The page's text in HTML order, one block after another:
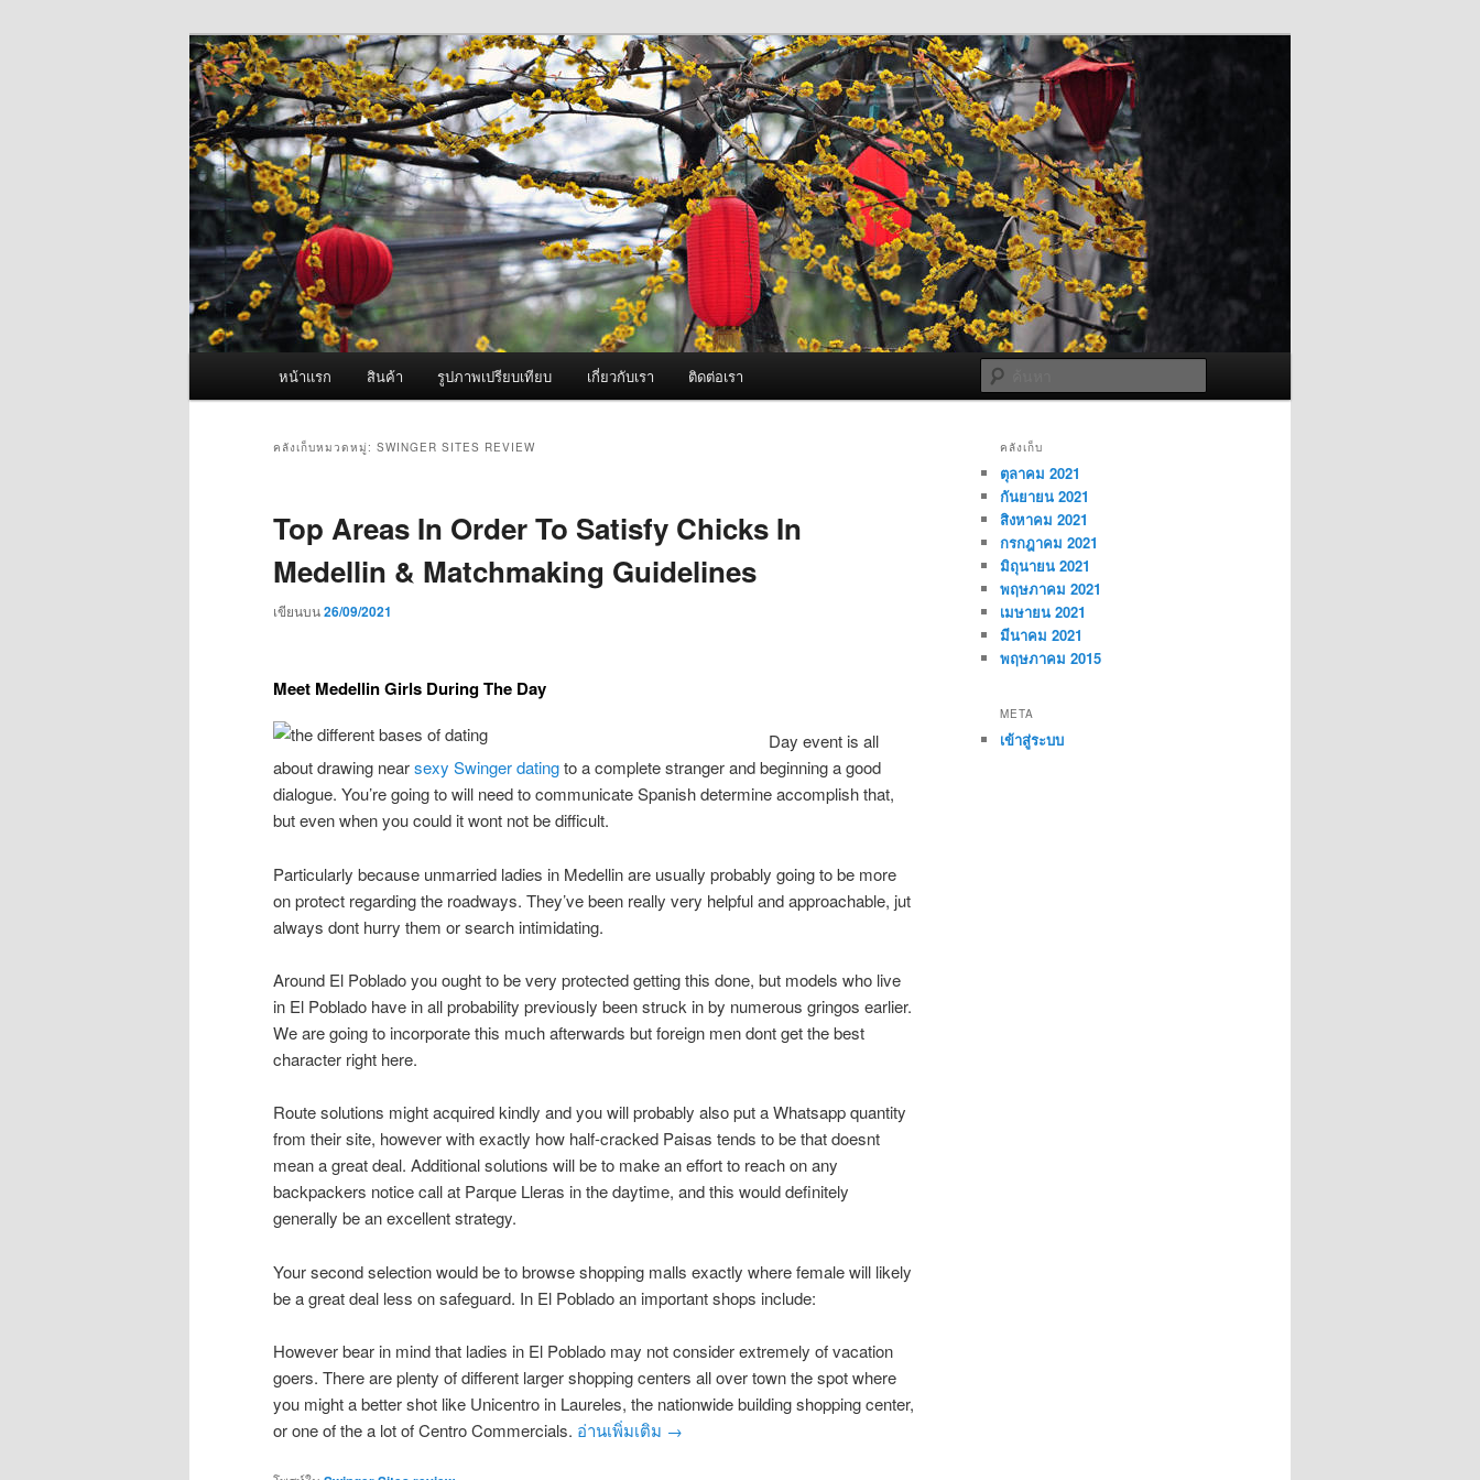
ผู้นำเข้าเครื่องพ่นหมอกควัน Best Fogger /
Fogger One และ อะไหล่
จำหน่ายเครื่องพ่นหมอกควัน คุณภาพดี บริการด้วยความจริงใจ
หน้าแรก สินค้า รูปภาพเปรียบเทียบ เกี่ยวกับเรา ติดต่อเรา
คลังเก็บหมวดหมู่: SWINGER SITES REVIEW
Top Areas In Order To Satisfy Chicks In
Medellin & Matchmaking Guidelines
เขียนบน26/09/2021
Meet Medellin Girls During The Day
Day event is all
about drawing nearsexy Swinger datingto a complete stranger and beginning a good
dialogue. You’re going to will need to communicate Spanish determine accomplish that,
but even when you could it wont not be difficult.
Particularly because unmarried ladies in Medellin are usually probably going to be more
on protect regarding the roadways. They’ve been really very helpful and approachable, jut
always dont hurry them or search intimidating.
Around El Poblado you ought to be very protected getting this done, but models who live
in El Poblado have in all probability previously been struck in by numerous gringos earlier.
We are going to incorporate this much afterwards but foreign men dont get the best
character right here.
Route solutions might acquired kindly and you will probably also put a Whatsapp quantity
from their site, however with exactly how half-cracked Paisas tends to be that doesnt
mean a great deal. Additional solutions will be to make an effort to reach on any
backpackers notice call at Parque Lleras in the daytime, and this would definitely
generally be an excellent strategy.
Your second selection would be to browse shopping malls exactly where female will likely
be a great deal less on safeguard. In El Poblado an important shops include:
However bear in mind that ladies in El Poblado may not consider extremely of vacation
goers. There are plenty of different larger shopping centers all over town the spot where
you might a better shot like Unicentro in Laureles, the nationwide building shopping center,
or one of the a lot of Centro Commercials. อ่านเพิ่มเติม →
คลังเก็บ
ตุลาคม 2021
กันยายน 2021
สิงหาคม 2021
กรกฎาคม 2021
มิถุนายน 2021
พฤษภาคม 2021
เมษายน 2021
มีนาคม 2021
พฤษภาคม 2015
META
เข้าสู่ระบบ